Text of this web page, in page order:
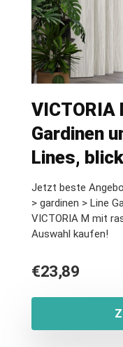
VICTORIA
Gardinen
Lines,
Jetzt beste
> gardinen > Line
VICTORIA M mit
Auswahl kaufen!
€23,89